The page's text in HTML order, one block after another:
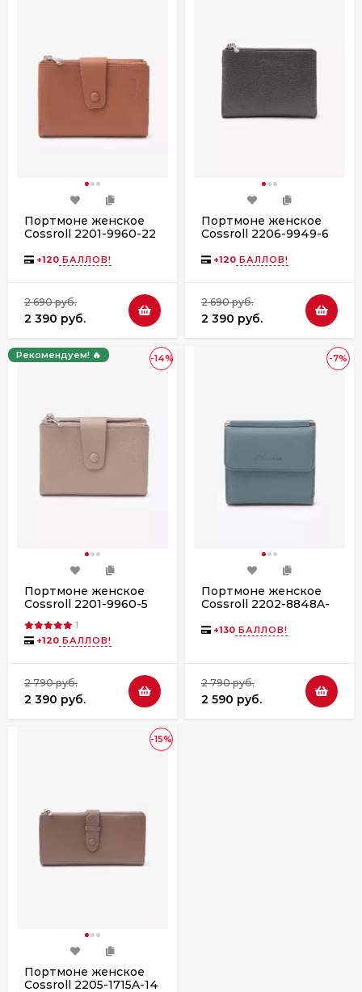
Портмоне женское
Cossroll 2201-9960-22
+120 БАЛЛОВ!
2 690 руб.
2 390 руб.
Портмоне женское
Cossroll 2206-9949-6
+120 БАЛЛОВ!
2 690 руб.
2 390 руб.
-14%
Рекомендуем! 🔥
Портмоне женское
Cossroll 2201-9960-5
1
+120 БАЛЛОВ!
2 790 руб.
2 390 руб.
-7%
Портмоне женское
Cossroll 2202-8848A-
+130 БАЛЛОВ!
2 790 руб.
2 590 руб.
-15%
Портмоне женское
Cossroll 2205-1715A-14